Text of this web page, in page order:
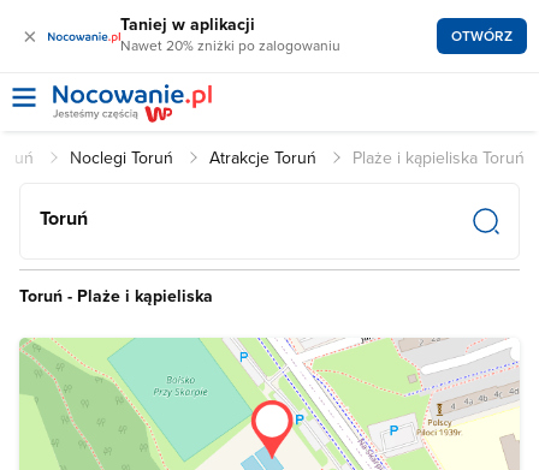
× Taniej w aplikacji
Nawet 20% zniżki po zalogowaniu OTWÓRZ
Noclegi Toruń Atrakcje Toruń Plaże i kąpieliska Toruń
Toruń
Toruń - Plaże i kąpieliska